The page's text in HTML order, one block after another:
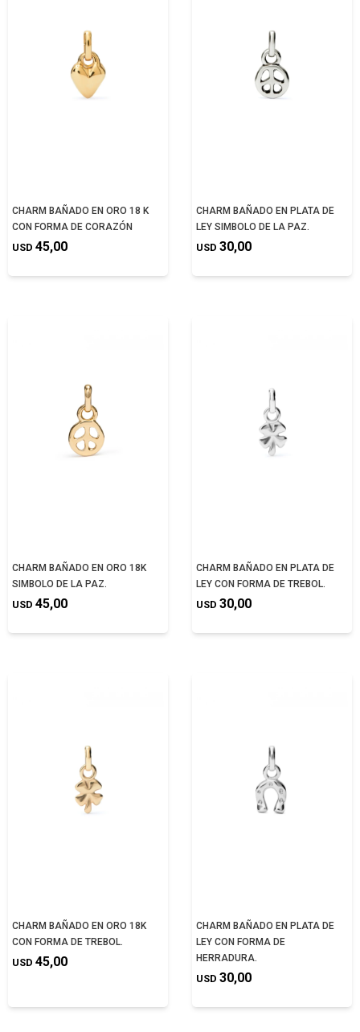
CHARM BAÑADO EN ORO 18 K
CON FORMA DE CORAZÓN
USD 45,00
CHARM BAÑADO EN PLATA DE
LEY SIMBOLO DE LA PAZ.
USD 30,00
CHARM BAÑADO EN ORO 18K
SIMBOLO DE LA PAZ.
USD 45,00
CHARM BAÑADO EN PLATA DE
LEY CON FORMA DE TREBOL.
USD 30,00
CHARM BAÑADO EN ORO 18K
CON FORMA DE TREBOL.
USD 45,00
CHARM BAÑADO EN PLATA DE
LEY CON FORMA DE
HERRADURA.
USD 30,00